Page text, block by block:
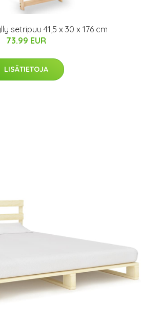
setripuu 41,5 x 30 x 176 cm
73.99 EUR
LISÄTIETOJA